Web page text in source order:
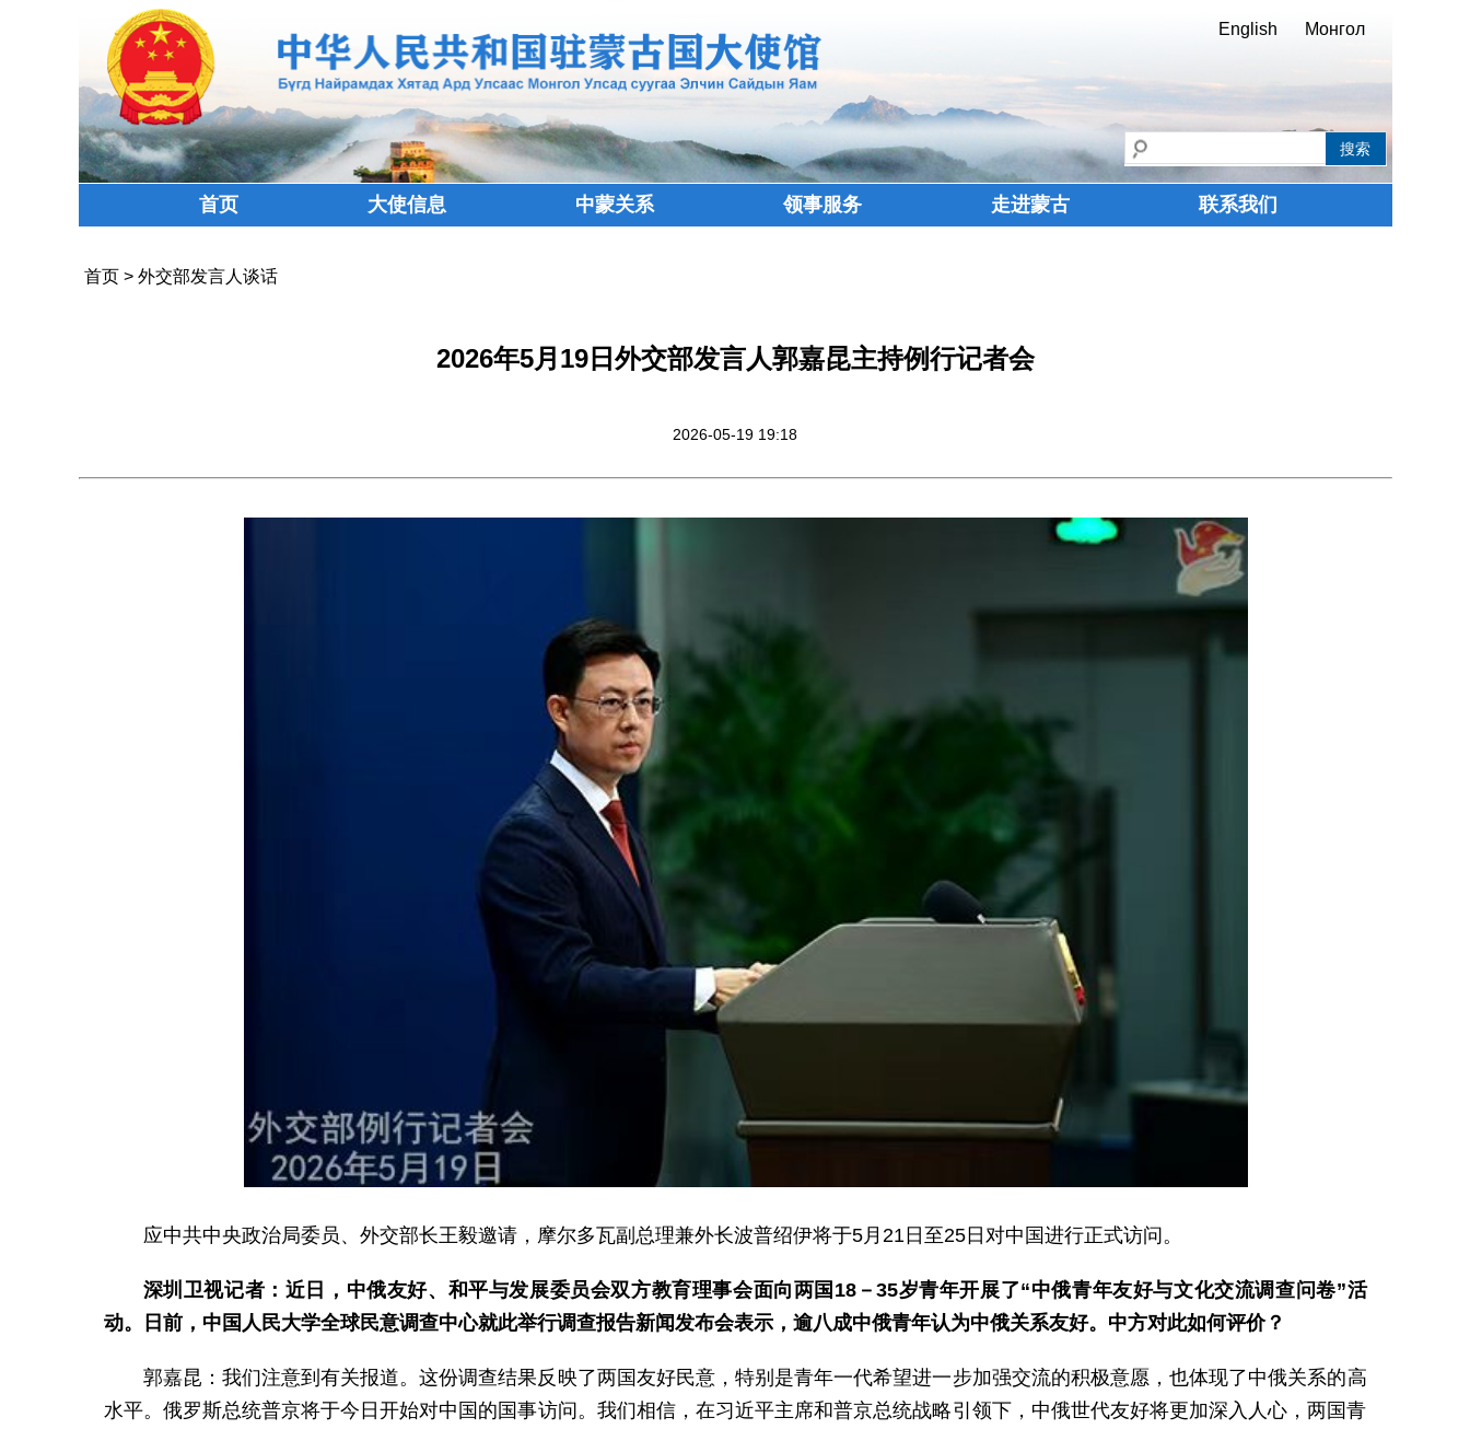
English Монгол
首页 大使信息 中蒙关系 领事服务 走进蒙古 联系我们
首页> 外交部发言人谈话
2026年5月19日外交部发言人郭嘉昆主持例行记者会
2026-05-19 19:18
应中共中央政治局委员、外交部长王毅邀请，摩尔多瓦副总理兼外长波普绍伊将于5月21日至25日对中国进行正式访问。
深圳卫视记者：近日，中俄友好、和平与发展委员会双方教育理事会面向两国18－35岁青年开展了“中俄青年友好与文化交流调查问卷”活
动。日前，中国人民大学全球民意调查中心就此举行调查报告新闻发布会表示，逾八成中俄青年认为中俄关系友好。中方对此如何评价？
郭嘉昆：我们注意到有关报道。这份调查结果反映了两国友好民意，特别是青年一代希望进一步加强交流的积极意愿，也体现了中俄关系的高
水平。俄罗斯总统普京将于今日开始对中国的国事访问。我们相信，在习近平主席和普京总统战略引领下，中俄世代友好将更加深入人心，两国青